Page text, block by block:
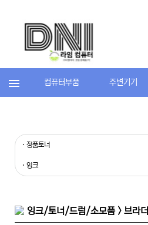
컴퓨터부품 주변기기
· 정품토너
· 잉크
잉크/토너/드럼/소모품 > 브라더